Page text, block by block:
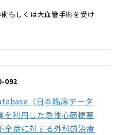
もしくは大血管手術を受け
092
（日本臨床データ
を利用した急性心筋梗塞
全症に対する外科的治療